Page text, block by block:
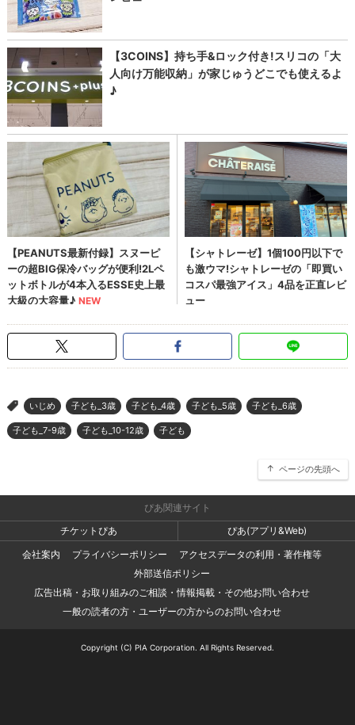
> いじめ 子ども_3歳 子ども_4歳 子ども_5歳 子ども_6歳
子ども_7-9歳 子ども_10-12歳 子ども
ページの先頭へ
ぴあ関連サイト
チケットぴあ
ぴあ(アプリ&Web)
会社案内
プライバシーポリシー
アクセスデータの利用・著作権等
外部送信ポリシー
広告出稿・お取り組みのご相談・情報掲載・その他お問い合わせ
一般の読者の方・ユーザーの方からのお問い合わせ
Copyright (C) PIA Corporation. All Rights Reserved.